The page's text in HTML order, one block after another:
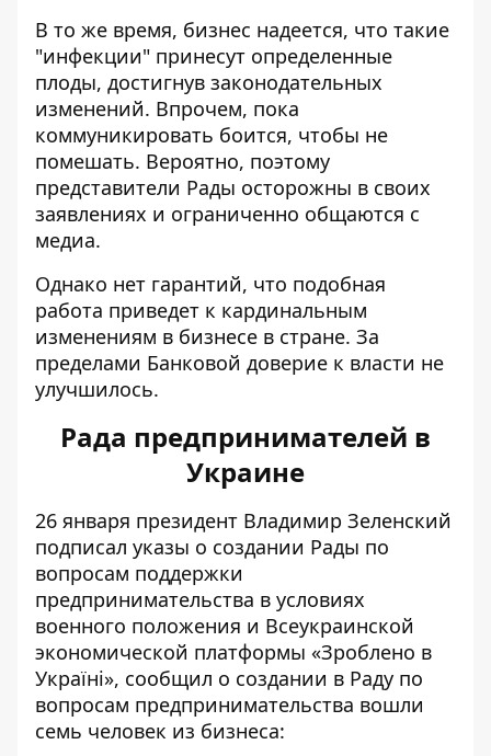
В то же время, бизнес надеется, что такие
"инфекции" принесут определенные
плоды, достигнув законодательных
изменений. Впрочем, пока
коммуникировать боится, чтобы не
помешать. Вероятно, поэтому
представители Рады осторожны в своих
заявлениях и ограниченно общаются с
медиа.
Однако нет гарантий, что подобная
работа приведет к кардинальным
изменениям в бизнесе в стране. За
пределами Банковой доверие к власти не
улучшилось.
Рада предпринимателей в
Украине
26 января президент Владимир Зеленский
подписал указы о создании Рады по
вопросам поддержки
предпринимательства в условиях
военного положения и Всеукраинской
экономической платформы «Зроблено в
Україні», сообщил о создании в Раду по
вопросам предпринимательства вошли
семь человек из бизнеса: